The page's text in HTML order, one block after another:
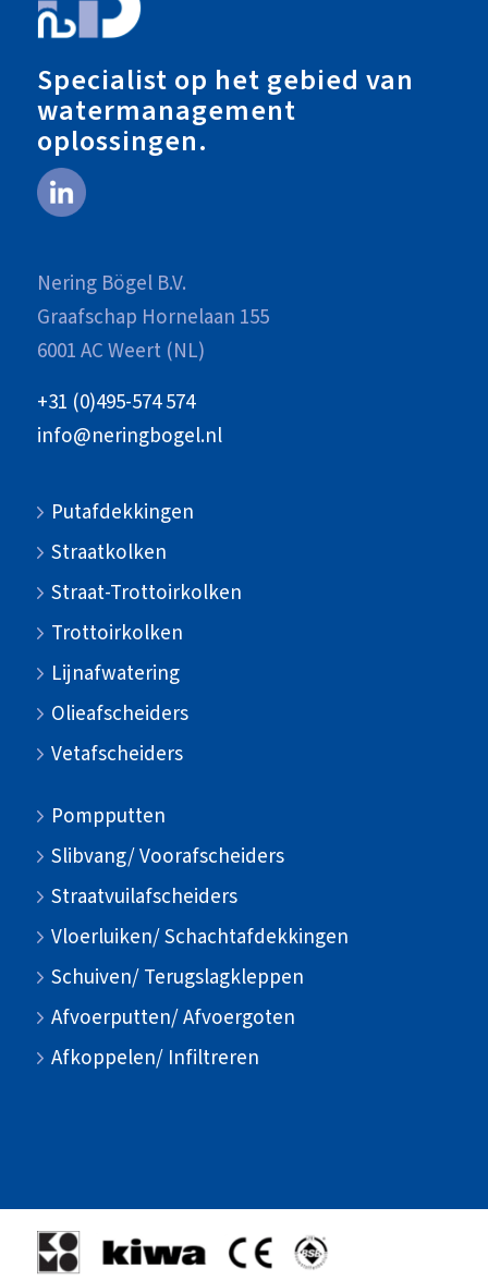
Specialist op het gebied van
watermanagement
oplossingen.
Nering Bögel B.V.
Graafschap Hornelaan 155
6001 AC Weert (NL)
+31 (0)495-574 574
info@neringbogel.nl
Putafdekkingen
Straatkolken
Straat-Trottoirkolken
Trottoirkolken
Lijnafwatering
Olieafscheiders
Vetafscheiders
Pompputten
Slibvang/ Voorafscheiders
Straatvuilafscheiders
Vloerluiken/ Schachtafdekkingen
Schuiven/ Terugslagkleppen
Afvoerputten/ Afvoergoten
Afkoppelen/ Infiltreren